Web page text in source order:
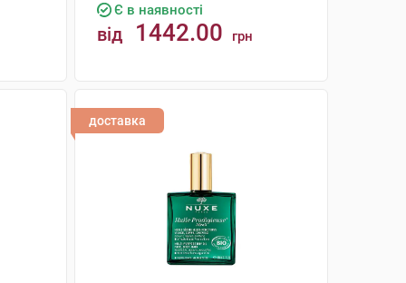
Є в наявності
від 1442.00 грн
доставка